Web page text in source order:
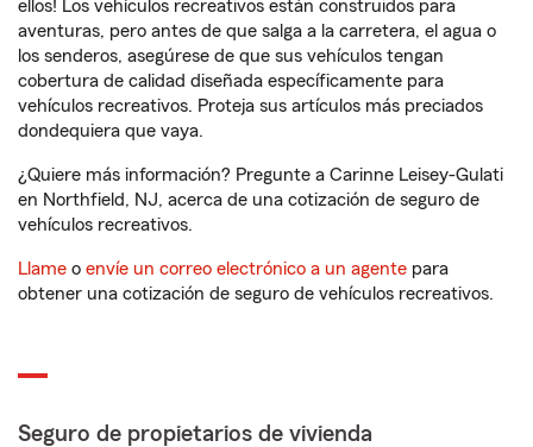
ellos! Los vehículos recreativos están construidos para
aventuras, pero antes de que salga a la carretera, el agua o
los senderos, asegúrese de que sus vehículos tengan
cobertura de calidad diseñada específicamente para
vehículos recreativos. Proteja sus artículos más preciados
dondequiera que vaya.
¿Quiere más información? Pregunte a Carinne Leisey-Gulati
en Northfield, NJ, acerca de una cotización de seguro de
vehículos recreativos.
Llame o envíe un correo electrónico a un agente para
obtener una cotización de seguro de vehículos recreativos.
Seguro de propietarios de vivienda